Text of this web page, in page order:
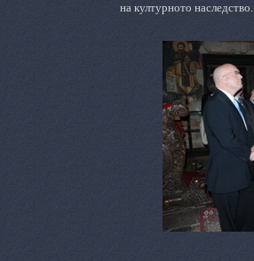
на културното наследство.